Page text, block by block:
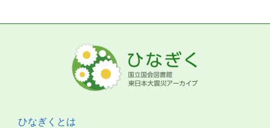
ひなぎくとは